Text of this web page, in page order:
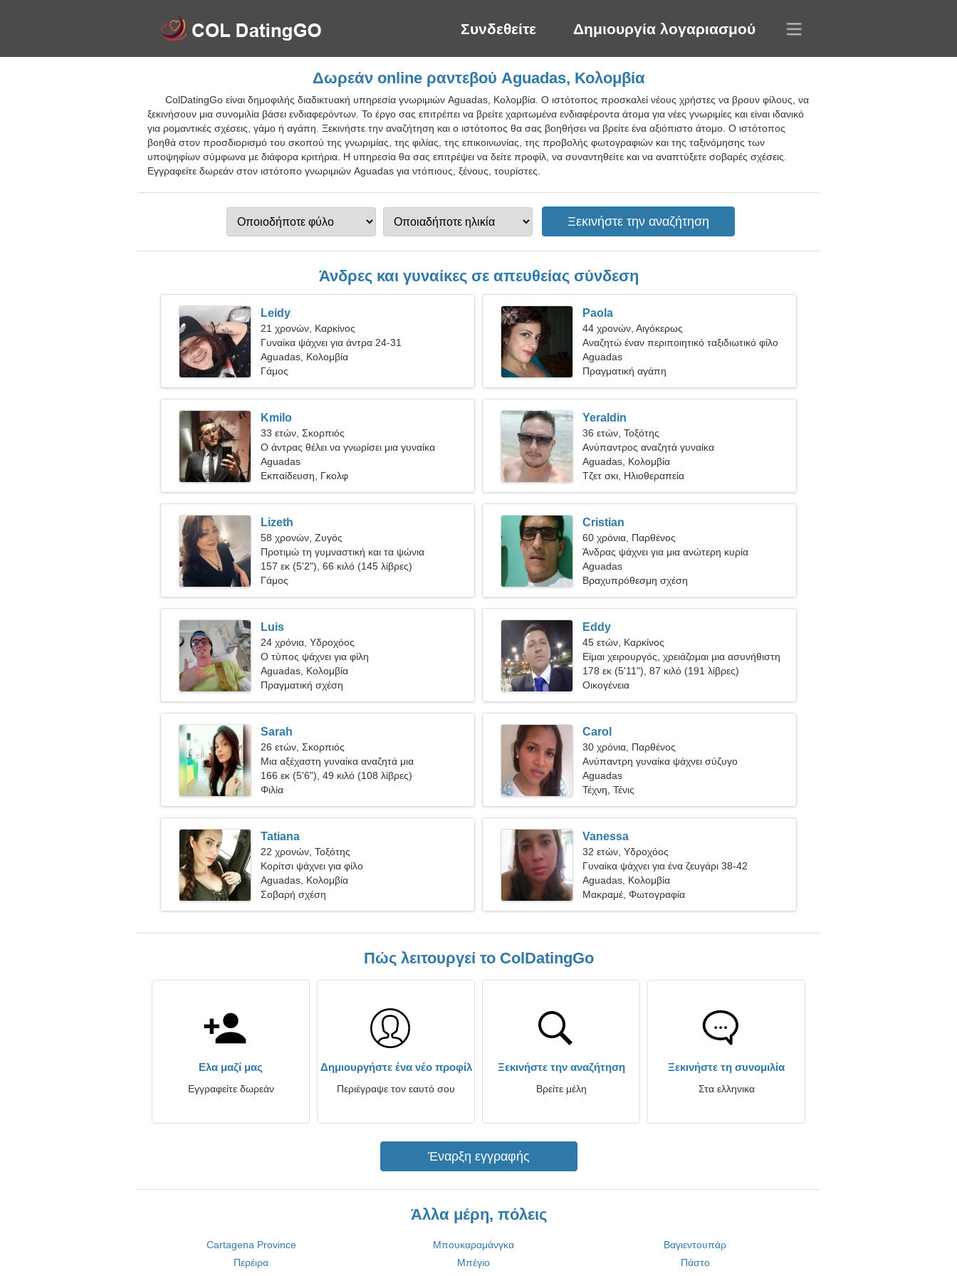
Συνδεθείτε Δημιουργία λογαριασμού
Δωρεάν online ραντεβού Aguadas, Κολομβία
ColDatingGo είναι δημοφιλής διαδικτυακή υπηρεσία γνωριμιών Aguadas, Κολομβία. Ο ιστότοπος προσκαλεί νέους χρήστες να βρουν φίλους, να
ξεκινήσουν μια συνομιλία βάσει ενδιαφερόντων. Το έργο σας επιτρέπει να βρείτε χαριτωμένα ενδιαφέροντα άτομα για νέες γνωριμίες και είναι ιδανικό
για ρομαντικές σχέσεις, γάμο ή αγάπη. Ξεκινήστε την αναζήτηση και ο ιστότοπος θα σας βοηθήσει να βρείτε ένα αξιόπιστο άτομο. Ο ιστότοπος
βοηθά στον προσδιορισμό του σκοπού της γνωριμίας, της φιλίας, της επικοινωνίας, της προβολής φωτογραφιών και της ταξινόμησης των
υποψηφίων σύμφωνα με διάφορα κριτήρια. Η υπηρεσία θα σας επιτρέψει να δείτε προφίλ, να συναντηθείτε και να αναπτύξετε σοβαρές σχέσεις.
Εγγραφείτε δωρεάν στον ιστότοπο γνωριμιών Aguadas για ντόπιους, ξένους, τουρίστες.
Άνδρες και γυναίκες σε απευθείας σύνδεση
Leidy
21 χρονών, Καρκίνος
Γυναίκα ψάχνει για άντρα 24-31
Aguadas, Κολομβία
Γάμος
Paola
44 χρονών, Αιγόκερως
Αναζητώ έναν περιποιητικό ταξιδιωτικό φίλο
Aguadas
Πραγματική αγάπη
Kmilo
33 ετών, Σκορπιός
Ο άντρας θέλει να γνωρίσει μια γυναίκα
Aguadas
Εκπαίδευση, Γκολφ
Yeraldin
36 ετών, Τοξότης
Ανύπαντρος αναζητά γυναίκα
Aguadas, Κολομβία
Τζετ σκι, Ηλιοθεραπεία
Lizeth
58 χρονών, Ζυγός
Προτιμώ τη γυμναστική και τα ψώνια
157 εκ (5'2"), 66 κιλό (145 λίβρες)
Γάμος
Cristian
60 χρόνια, Παρθένος
Άνδρας ψάχνει για μια ανώτερη κυρία
Aguadas
Βραχυπρόθεσμη σχέση
Luis
24 χρόνια, Υδροχόος
Ο τύπος ψάχνει για φίλη
Aguadas, Κολομβία
Πραγματική σχέση
Eddy
45 ετών, Καρκίνος
Είμαι χειρουργός, χρειάζομαι μια ασυνήθιστη
γυναίκα
178 εκ (5'11"), 87 κιλό (191 λίβρες)
Οικογένεια
Sarah
26 ετών, Σκορπιός
Μια αξέχαστη γυναίκα αναζητά μια
πραγματική σχέση
166 εκ (5'6"), 49 κιλό (108 λίβρες)
Φιλία
Carol
30 χρόνια, Παρθένος
Ανύπαντρη γυναίκα ψάχνει σύζυγο
Aguadas
Τέχνη, Τένις
Tatiana
22 χρονών, Τοξότης
Κορίτσι ψάχνει για φίλο
Aguadas, Κολομβία
Σοβαρή σχέση
Vanessa
32 ετών, Υδροχόος
Γυναίκα ψάχνει για ένα ζευγάρι 38-42
Aguadas, Κολομβία
Μακραμέ, Φωτογραφία
Πώς λειτουργεί το ColDatingGo
Ελα μαζί μας
Εγγραφείτε δωρεάν
Δημιουργήστε ένα νέο προφίλ
Περιέγραψε τον εαυτό σου
Ξεκινήστε την αναζήτηση
Βρείτε μέλη
Ξεκινήστε τη συνομιλία
Στα ελληνικα
Έναρξη εγγραφής
Άλλα μέρη, πόλεις
Cartagena Province Μπουκαραμάνγκα
Βαγιεντουπάρ
Περέιρα
Μπέγιο
Πάστο